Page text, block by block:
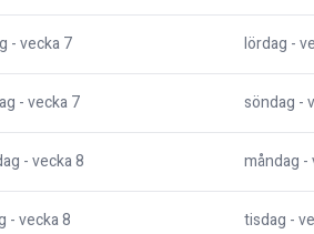
- vecka7 lördag -
- vecka7 söndag -
- vecka8 måndag -
- vecka8 tisdag -